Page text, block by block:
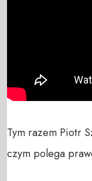
Tym razem Piotr
czym polega